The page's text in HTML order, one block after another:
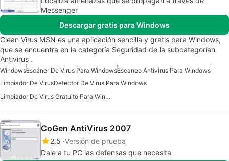
Messenger
Descargar gratis para Windows
Clean Virus MSN es una aplicación sencilla y gratis para Windows,
que se encuentra en la categoría Seguridad de la subcategorían
Antivirus .
WindowsEscáner De Virus Para WindowsEscaneo Antivirus Para Windows
Limpiador De VirusDetector De Virus Para Windows
Limpiador De Virus Gratuito Para Windows
CoGen AntiVirus 2007
2.5 Versión de prueba
Dale a tu PC las defensas que necesita